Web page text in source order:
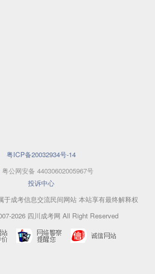
粤ICP备20032934号-14
粤公网安备 44030602005967号
投诉中心
于成考信息交流民间网站 本站享有最终解释权
2026 四川成考网 All Right Reserved